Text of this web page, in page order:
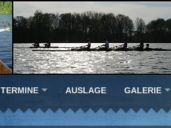
TERMINE AUSLAGE GALERIE